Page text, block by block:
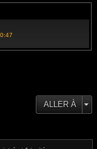
ALLER À